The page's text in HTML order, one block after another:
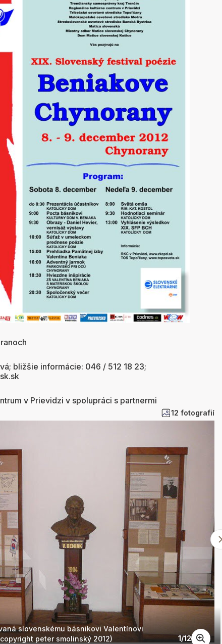
bližšie informácie: 046 / 512 18 23;
v Prievidzi v spolupráci s partnermi
12 fotografií
slovenskému básnikovi Valentínovi
peter smolinský 2012)
1/12